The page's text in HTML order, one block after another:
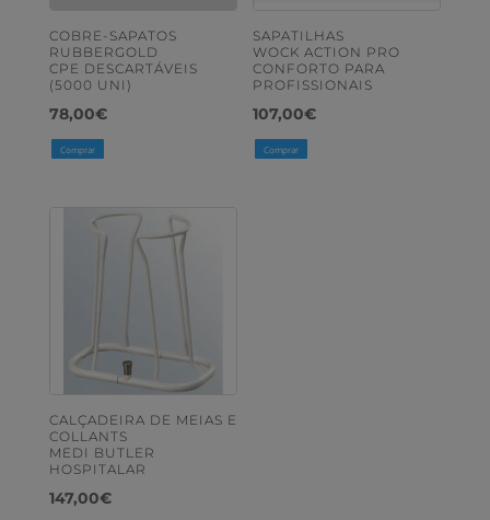
COBRE-SAPATOS
RUBBERGOLD
CPE DESCARTÁVEIS
(5000 UNI)
78,00€
Comprar
SAPATILHAS
WOCK ACTION PRO
CONFORTO PARA
PROFISSIONAIS
107,00€
Comprar
CALÇADEIRA DE MEIAS E
COLLANTS
MEDI BUTLER
HOSPITALAR
147,00€